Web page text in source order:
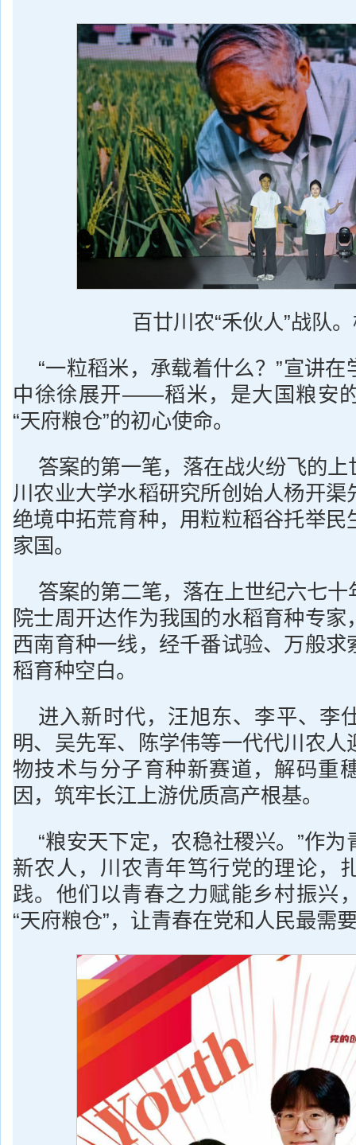
百廿川农“禾伙人”战队
“一粒稻米，承载着什么？”宣讲
中徐徐展开——稻米，是大国粮安
“天府粮仓”的初心使命。
答案的第一笔，落在战火纷飞的
川农业大学水稻研究所创始人杨开渠
绝境中拓荒育种，用粒粒稻谷托举民
家国。
答案的第二笔，落在上世纪六七
院士周开达作为我国的水稻育种专家
西南育种一线，经千番试验、万般求
稻育种空白。
进入新时代，汪旭东、李平、李
明、吴先军、陈学伟等一代代川农人
物技术与分子育种新赛道，解码重
因，筑牢长江上游优质高产根基。
“粮安天下定，农稳社稷兴。”作
新农人，川农青年笃行党的理论，
践。他们以青春之力赋能乡村振兴
“天府粮仓”，让青春在党和人民最需